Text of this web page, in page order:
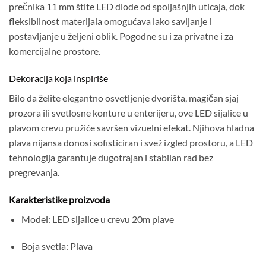
prečnika 11 mm štite LED diode od spoljašnjih uticaja, dok
fleksibilnost materijala omogućava lako savijanje i
postavljanje u željeni oblik. Pogodne su i za privatne i za
komercijalne prostore.
Dekoracija koja inspiriše
Bilo da želite elegantno osvetljenje dvorišta, magičan sjaj
prozora ili svetlosne konture u enterijeru, ove LED sijalice u
plavom crevu pružiće savršen vizuelni efekat. Njihova hladna
plava nijansa donosi sofisticiran i svež izgled prostoru, a LED
tehnologija garantuje dugotrajan i stabilan rad bez
pregrevanja.
Karakteristike proizvoda
Model: LED sijalice u crevu 20m plave
Boja svetla: Plava